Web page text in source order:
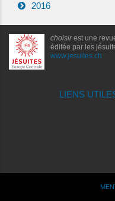
2016
choisirest une
éditée par les
www.jesuites.ch
LIENS